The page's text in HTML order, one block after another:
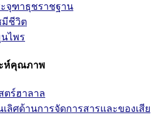
ฑาธุชราชฐาน
ชีวิต
ไพร
ะห์คุณภาพ
ตร์ฮาลาล
ลิศด้านการจัดการสารและของเสีย